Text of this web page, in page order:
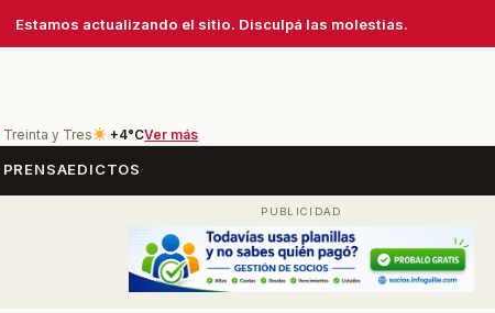
Estamos actualizando el sitio. Disculpá las molestias.
Treinta y Tres +4°CVer más
EDICTOS